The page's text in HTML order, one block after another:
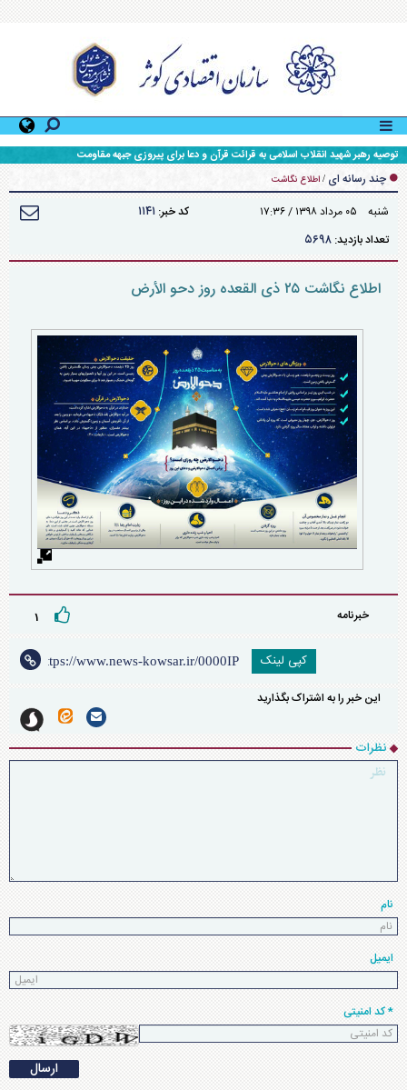
توصیه رهبر شهید انقلاب اسلامی به قرائت قرآن و دعا برای پیروزی جبهه مقاومت
چند رسانه ای / اطلاع نگاشت
شنبه ۰۵ مرداد ۱۳۹۸ / ۱۷:۳۶ کد خبر: ۱۱۴۱
تعداد بازدید: ۵۶۹۸
اطلاع نگاشت ۲۵ ذی القعده روز دحو الأرض
خبرنامه ۱
کپی لینک
این خبر را به اشتراک بگذارید
نظرات
نام
ایمیل
* کد امنیتی